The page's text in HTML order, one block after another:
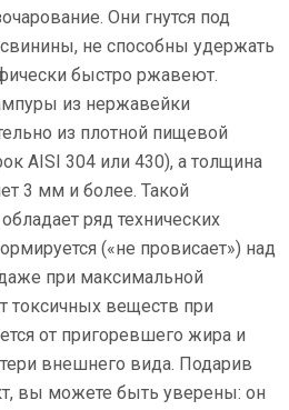
Они гнутся под
не способны удержать
быстро ржавеют.
из нержавейки
из плотной пищевой
AISI 304 или 430), а толщина
3 мм и более. Такой
ряд технических
(«не провисает») над
при максимальной
токсичных веществ при
от пригоревшего жира и
внешнего вида. Подарив
вы можете быть уверены: он